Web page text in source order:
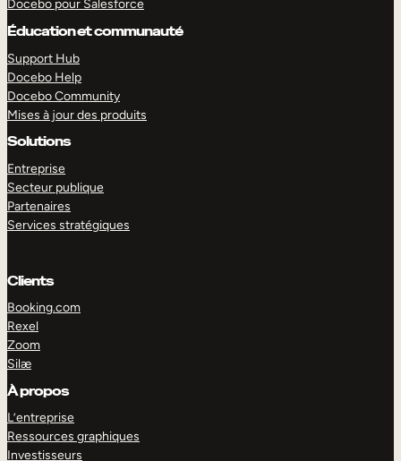
Docebo pour Salesforce
Éducation et communauté
Support Hub
Docebo Help
Docebo Community
Mises à jour des produits
Solutions
Entreprise
Secteur publique
Partenaires
Services stratégiques
Clients
Booking.com
Rexel
Zoom
Silæ
À propos
L’entreprise
Ressources graphiques
Investisseurs